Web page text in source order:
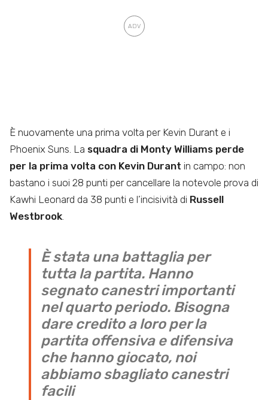
È nuovamente una prima volta per Kevin Durant e i
Phoenix Suns. La squadra di Monty Williams perde
per la prima volta con Kevin Durant in campo: non
bastano i suoi 28 punti per cancellare la notevole prova di
Kawhi Leonard da 38 punti e l’incisività di Russell
Westbrook
È stata una battaglia per
tutta la partita. Hanno
segnato canestri importanti
nel quarto periodo. Bisogna
dare credito a loro per la
partita offensiva e difensiva
che hanno giocato, noi
abbiamo sbagliato canestri
facili